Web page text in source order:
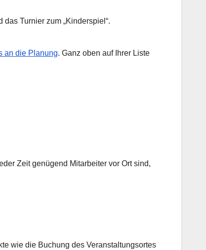
Turnier zum „Kinderspiel“.
an die Planung. Ganz oben auf Ihrer Liste
Zeit genügend Mitarbeiter vor Ort sind,
wie die Buchung des Veranstaltungsortes